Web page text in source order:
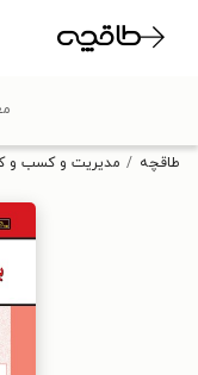
طاقچه مدیریت و کسب و